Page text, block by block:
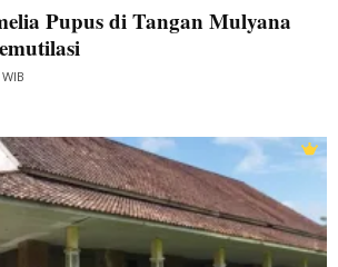
Pupus di Tangan Mulyana